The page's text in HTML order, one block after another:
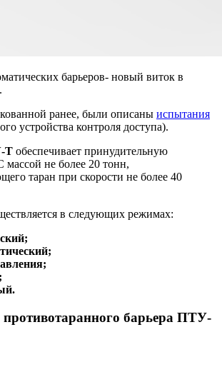
барьеров- новый виток в
ранее, были описаны испытания
устройства контроля доступа).
Т обеспечивает принудительную
массой не более 20 тонн,
таран при скорости не более 40
в следующих режимах:
барьера ПТУ-